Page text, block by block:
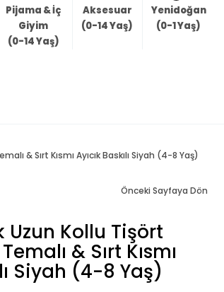
Pijama & İç
Giyim
(0-14 Yaş)
Aksesuar
(0-14 Yaş)
Yenidoğan
(0-1 Yaş)
& Sırt Kısmı Ayıcık Baskılı Siyah (4-8 Yaş)
Önceki Sayfaya Dön
Uzun Kollu Tişört
& Sırt Kısmı
Siyah (4-8 Yaş)